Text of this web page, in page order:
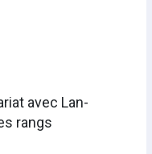
avec Lan-
rangs